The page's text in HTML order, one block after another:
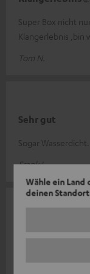
Wähle ein Land
deinen
Super Box nicht
Klangerlebnis ,bin
Tom N.
Sehr gut
Sogar Wasserdicht.
Frank L.
Schutzhülle